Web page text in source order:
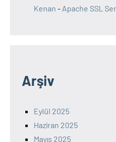
Kenan - Apache SSL
Arşiv
Eylül 2025
Haziran 2025
Mayıs 2025